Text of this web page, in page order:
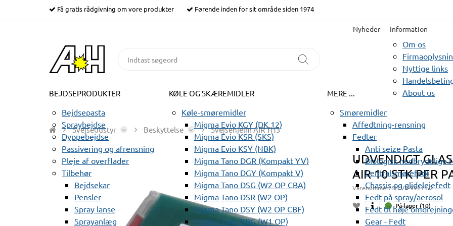
Få gratis rådgivning om vore produkter Førende inden for sit område siden 1974
Nyheder Information
Om os
Nyttige links
About us
BEJDSEPRODUKTER
Bejdsepasta
Spraybejdse
Dyppebejdse
Passivering og afrensning
Pleje af overflader
Tilbehør
Bejdsekar
Pensler
Spray lanse
Sprayanlæg
KØLE OG SKÆREMIDLER
Køle-smøremidler
Migma Evio KGY (DK 12)
Migma Evio KSR (SKS)
Migma Evio KSY (NBK)
Migma Tano DGR (Kompakt YV)
Migma Tano DGY (Kompakt V)
Migma Tano DSG (W2 OP CBA)
Migma Tano DSR (W2 OP)
Migma Tano DSY (W2 OP CBF)
Migma Tano KBG (W1 OP)
MERE ...
Smøremidler
Affedtning-rensning
Fedter
Anti seize Pasta
Biologisk nedbrydelige
Centralsmørefedt
Chassis og glidelejefedt
Fedt på spray/aerosol
Fedt til høje
Gear - Fedt
Svejseudstyr Beskyttelse Svejsehjelm AIR TH3
UDVENDIGT
AIR 10 STK PER
Varenummer:SH VP-99211-2
På lager (10)